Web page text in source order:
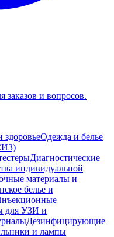
заказов и вопросов.
здоровьеОдежда и белье
Диагностические
индивидуальной
материалы и
белье и
для УЗИ и
Дезинфицирующие
и лампы